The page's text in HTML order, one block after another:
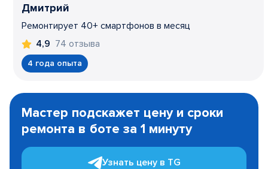
Дмитрий
Ремонтирует 40+ смартфонов в месяц
4,9 74 отзыва
4 года опыта
1
Мастер подскажет цену и сроки
ремонта в боте за 1 минуту
Узнать цену в TG